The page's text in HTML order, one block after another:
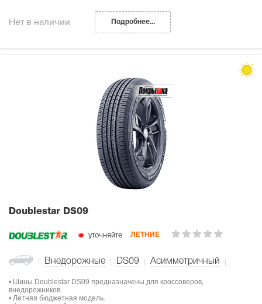
Нет в наличии Подробнее...
Doublestar DS09
уточняйте ЛЕТНИЕ
Внедорожные DS09 Асимметричный
• Шины Doublestar DS09 предназначены для кроссоверов,
внедорожников.
• Летняя бюджетная модель.